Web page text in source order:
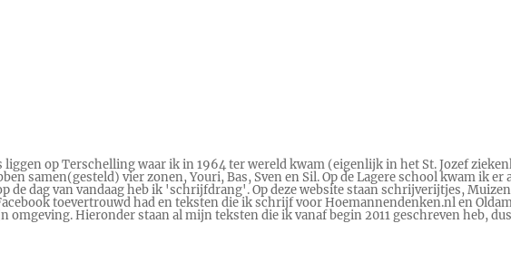
op Terschelling waar ik in 1964 ter wereld kwam (eigenlijk in het St. Jozef
samen(gesteld) vier zonen, Youri, Bas, Sven en Sil. Op de Lagere school kwam ik er
dag van vandaag heb ik 'schrijfdrang'. Op deze website staan schrijverijtjes,
toevertrouwd had en teksten die ik schrijf voor Hoemannendenken.nl en
Hieronder staan al mijn teksten die ik vanaf begin 2011 geschreven heb,